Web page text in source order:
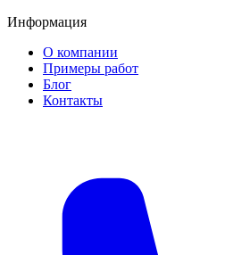
Информация
О компании
Примеры работ
Блог
Контакты